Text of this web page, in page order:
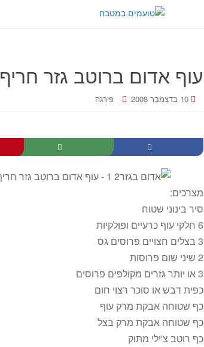
עוף אדום ברוטב גזר חריף
10 בדצמבר 2008 פירגה
מצרכים:
סיר בינוני שטוח
6 חלקי עוף כרעיים ופולקיות
3 בצלים חצויים פרוסים גס
2 שיני שום פרוסות
3 או יותר גזרים מקולפים פרוסים
כפית דבש או סוכר רצוי חום
כף שטוחה אבקת מרק עוף
כף שטוחה אבקת מרק בצל
כף רוטב צ'ילי מתוק